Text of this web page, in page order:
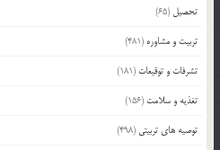
تحصیل (65)
تربیت و مشاوره (481)
تشرفات و توقیعات (181)
تغذیه و سلامت (156)
توصیه های تربیتی (498)